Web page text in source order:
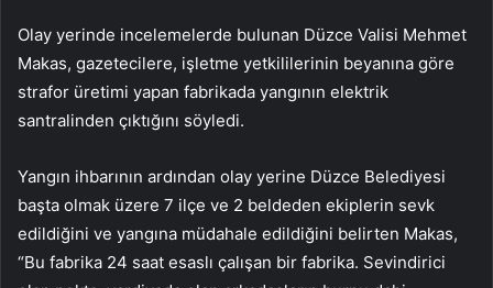
Olay yerinde incelemelerde bulunan Düzce Valisi Mehmet
Makas, gazetecilere, işletme yetkililerinin beyanına göre
strafor üretimi yapan fabrikada yangının elektrik
santralinden çıktığını söyledi.
Yangın ihbarının ardından olay yerine Düzce Belediyesi
başta olmak üzere 7 ilçe ve 2 beldeden ekiplerin sevk
edildiğini ve yangına müdahale edildiğini belirten Makas,
“Bu fabrika 24 saat esaslı çalışan bir fabrika. Sevindirici